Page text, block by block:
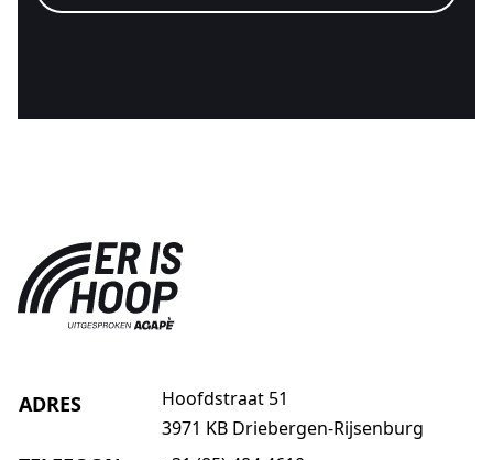
ADRES
Hoofdstraat 51
3971 KB Driebergen-Rijsenburg